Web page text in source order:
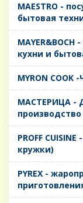
MAESTRO -
бытовая
кухни и
MYRON COOK
MАСТЕРИЦА -
PROFF
кружки)
PYREX -